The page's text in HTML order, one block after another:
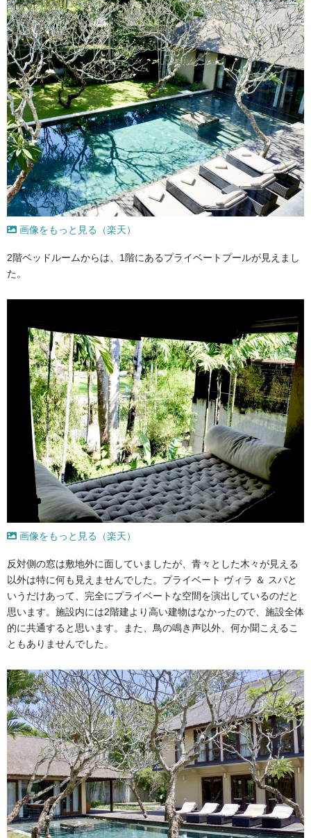
画像をもっと見る（楽天）
2階ベッドルームからは、1階にあるプライベートプールが見えまし
た。
画像をもっと見る（楽天）
反対側の窓は敷地外に面していましたが、青々とした木々が見える
以外は特に何も見えませんでした。プライベート ヴィラ ＆ スパと
いうだけあって、完全にプライベートな空間を演出しているのだと
思います。施設内には2階建より高い建物はなかったので、施設全体
的に共通すると思います。また、鳥の鳴き声以外、何か聞こえるこ
ともありませんでした。